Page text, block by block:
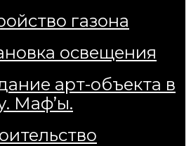
газона
освещения
арт-объекта в
Маф’ы.